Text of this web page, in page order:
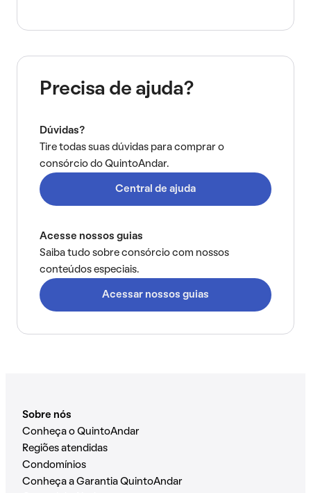
Precisa de ajuda?
Dúvidas?
Tire todas suas dúvidas para comprar o
consórcio do QuintoAndar.
Central de ajuda
Acesse nossos guias
Saiba tudo sobre consórcio com nossos
conteúdos especiais.
Acessar nossos guias
Sobre nós
Conheça o QuintoAndar
Regiões atendidas
Condomínios
Conheça a Garantia QuintoAndar